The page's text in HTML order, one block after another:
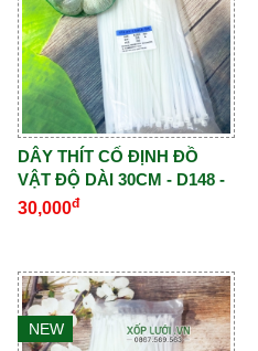
DÂY THÍT CỐ ĐỊNH ĐỒ
VẬT ĐỘ DÀI 30CM - D148 -
D148
30,000đ
NEW